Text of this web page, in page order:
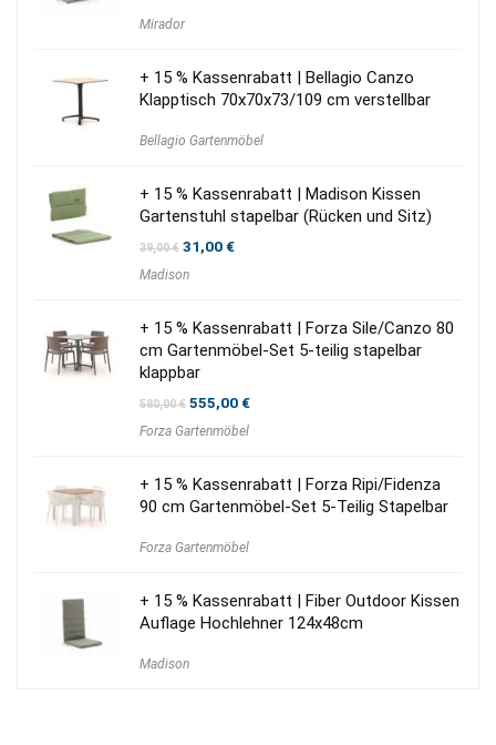
Mirador
+ 15 % Kassenrabatt | Bellagio Canzo
Klapptisch 70x70x73/109 cm verstellbar
Bellagio Gartenmöbel
+ 15 % Kassenrabatt | Madison Kissen
Gartenstuhl stapelbar (Rücken und Sitz)
39,00€ Ursprünglicher
war:
31,00€Aktueller
Madison
+ 15 % Kassenrabatt | Forza Sile/Canzo 80
cm Gartenmöbel-Set 5-teilig stapelbar
klappbar
580,00€ Ursprünglicher
war:
555,00€Aktueller
Forza Gartenmöbel
+ 15 % Kassenrabatt | Forza Ripi/Fidenza
90 cm Gartenmöbel-Set 5-Teilig Stapelbar
Forza Gartenmöbel
+ 15 % Kassenrabatt | Fiber Outdoor Kissen
Auflage Hochlehner 124x48cm
Madison